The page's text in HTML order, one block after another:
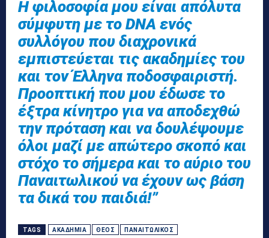
Η φιλοσοφία μου είναι απόλυτα
σύμφυτη με το DNA ενός
συλλόγου που διαχρονικά
εμπιστεύεται τις ακαδημίες του
και τον Έλληνα ποδοσφαιριστή.
Προοπτική που μου έδωσε το
έξτρα κίνητρο για να αποδεχθώ
την πρόταση και να δουλέψουμε
όλοι μαζί με απώτερο σκοπό και
στόχο το σήμερα και το αύριο του
Παναιτωλικού να έχουν ως βάση
τα δικά του παιδιά!”
TAGS ΑΚΑΔΗΜΊΑ ΘΈΟΣ ΠΑΝΑΙΤΩΛΙΚΌΣ